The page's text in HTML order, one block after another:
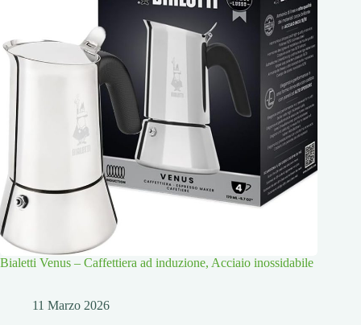
Bialetti Venus – Caffettiera ad induzione, Acciaio inossidabile
11 Marzo 2026